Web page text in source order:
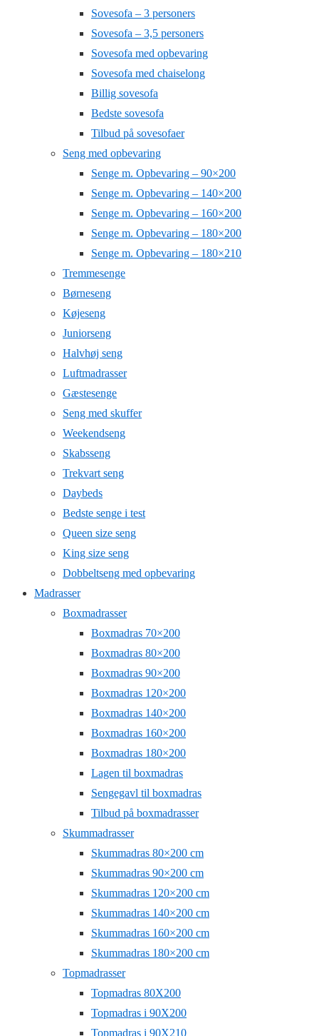
Sovesofa – 3 personers
Sovesofa – 3,5 personers
Sovesofa med opbevaring
Sovesofa med chaiselong
Billig sovesofa
Bedste sovesofa
Tilbud på sovesofaer
Seng med opbevaring
Senge m. Opbevaring – 90×200
Senge m. Opbevaring – 140×200
Senge m. Opbevaring – 160×200
Senge m. Opbevaring – 180×200
Senge m. Opbevaring – 180×210
Tremmesenge
Børneseng
Køjeseng
Juniorseng
Halvhøj seng
Luftmadrasser
Gæstesenge
Seng med skuffer
Weekendseng
Skabsseng
Trekvart seng
Daybeds
Bedste senge i test
Queen size seng
King size seng
Dobbeltseng med opbevaring
Madrasser
Boxmadrasser
Boxmadras 70×200
Boxmadras 80×200
Boxmadras 90×200
Boxmadras 120×200
Boxmadras 140×200
Boxmadras 160×200
Boxmadras 180×200
Lagen til boxmadras
Sengegavl til boxmadras
Tilbud på boxmadrasser
Skummadrasser
Skummadras 80×200 cm
Skummadras 90×200 cm
Skummadras 120×200 cm
Skummadras 140×200 cm
Skummadras 160×200 cm
Skummadras 180×200 cm
Topmadrasser
Topmadras 80X200
Topmadras i 90X200
Topmadras i 90X210